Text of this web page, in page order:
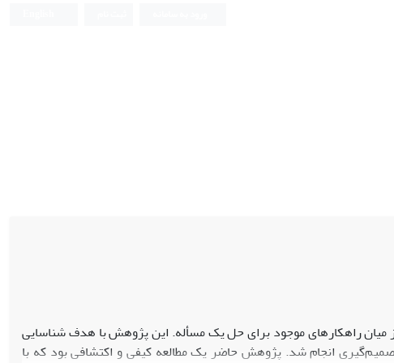
میان راهکارهای موجود برای حل یک مسأله. این پژوهش با هدف شناسایی
انجام شد. پژوهش حاضر یک مطالعه کیفی و اکتشافی بود که ‏با